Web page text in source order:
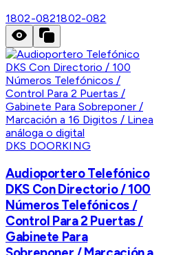
1802-0821802-082
DKS DOORKING
Audioportero Telefónico
DKS Con Directorio / 100
Números Telefónicos /
Control Para 2 Puertas /
Gabinete Para